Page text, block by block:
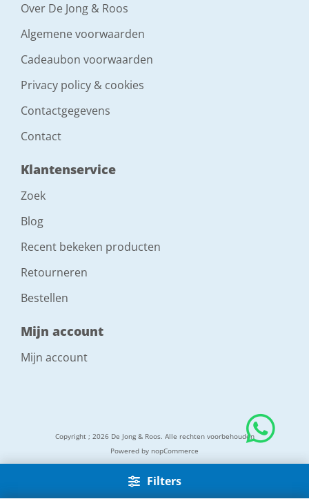
Filters
Over De Jong & Roos
Algemene voorwaarden
Cadeaubon voorwaarden
Privacy policy & cookies
Contactgegevens
Contact
Klantenservice
Zoek
Blog
Recent bekeken producten
Retourneren
Bestellen
Mijn account
Mijn account
Copyright ; 2026 De Jong & Roos. Alle rechten voorbehouden
Powered by nopCommerce